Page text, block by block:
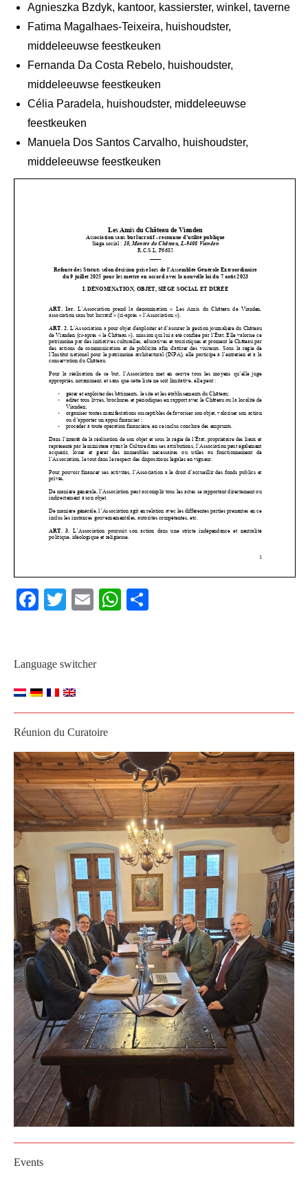
Agnieszka Bzdyk, kantoor, kassierster, winkel, taverne
Fatima Magalhaes-Teixeira, huishoudster,
middeleeuwse feestkeuken
Fernanda Da Costa Rebelo, huishoudster,
middeleeuwse feestkeuken
Célia Paradela, huishoudster, middeleeuwse
feestkeuken
Manuela Dos Santos Carvalho, huishoudster,
middeleeuwse feestkeuken
Facebook
Twitter
EmailWhatsApp
Language switcher
Réunion du Curatoire
Events